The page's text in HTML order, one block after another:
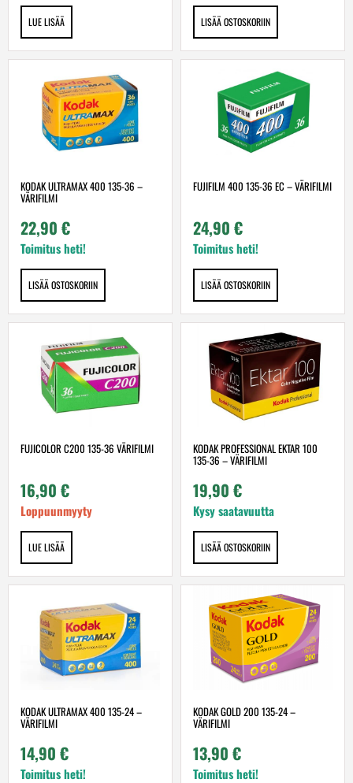
LUE LISÄÄ LISÄÄ OSTOSKORIIN
KODAK ULTRAMAX 400 135-36 –
VÄRIFILMI
22,90 €
Toimitus heti!
LISÄÄ OSTOSKORIIN
FUJIFILM 400 135-36 EC – VÄRIFILMI
24,90 €
Toimitus heti!
LISÄÄ OSTOSKORIIN
FUJICOLOR C200 135-36 VÄRIFILMI
16,90 €
Loppuunmyyty
LUE LISÄÄ
KODAK PROFESSIONAL EKTAR 100
135-36 – VÄRIFILMI
19,90 €
Kysy saatavuutta
LISÄÄ OSTOSKORIIN
KODAK ULTRAMAX 400 135-24 –
VÄRIFILMI
14,90 €
Toimitus heti!
KODAK GOLD 200 135-24 –
VÄRIFILMI
13,90 €
Toimitus heti!